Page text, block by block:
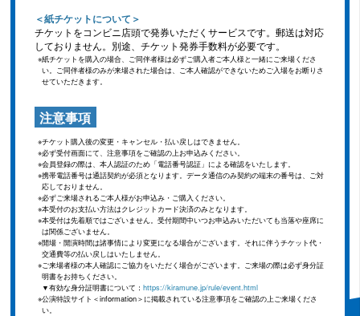
＜紙チケットについて＞
チケットをコンビニ店頭で発券いただくサービスです。郵送は対応
しておりません。別途、チケット発券手数料が必要です。
紙チケットを購入の場合、ご同伴者様は必ずご購入者ご本人様と一緒にご来場くださ
い。ご同伴者様のみが来場された場合は、ご本人確認ができないためご入場をお断りさ
せていただきます。
注意事項
チケット購入後の変更・キャンセル・払い戻しはできません。
必ず受付画面にて、注意事項をご確認の上お申込みください。
会員登録の際は、本人認証のため「電話番号認証」による確認をいたします。
携帯電話番号は通話契約が必須となります。データ通信のみ契約の端末の番号は、ご対
応しておりません。
必ずご来場されるご本人様がお申込み・ご購入ください。
本受付のお支払い方法はクレジットカード決済のみとなります。
本受付は先着順ではございません。受付期間中いつお申込みいただいても当落や座席に
は関係ございません。
開場・開演時間は諸事情により変更になる場合がございます。それに伴うチケット代・
交通費等の払い戻しはいたしません。
ご来場者様の本人確認にご協力をいただく場合がございます。ご来場の際は必ず身分証
明書をお持ちください。
▼有効な身分証明書について： https://kiramune.jp/rule/event.html
公演特設サイト＜information＞に掲載されている注意事項をご確認の上ご来場くださ
い。